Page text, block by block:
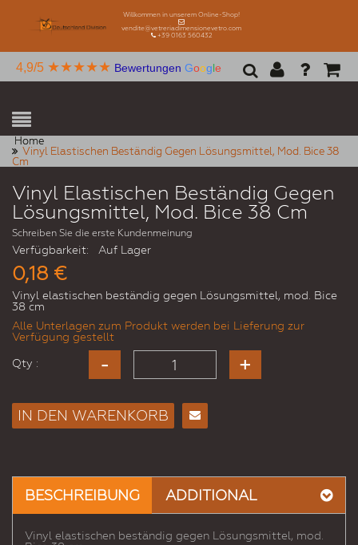
Willkommen in unserem Online-Shop!
vendite@vetreriadimensionevetro.com
+39 0163 560432
4,9/5 ★★★★★ Bewertungen Google
Home
Vinyl Elastischen Beständig Gegen Lösungsmittel, Mod. Bice 38
Cm
Vinyl Elastischen Beständig Gegen
Lösungsmittel, Mod. Bice 38 Cm
Schreiben Sie die erste Kundenmeinung
Verfügbarkeit: Auf Lager
0,18 €
Vinyl elastischen beständig gegen Lösungsmittel, mod. Bice
38 cm
Alle Unterlagen zum Produkt werden bei Lieferung zur
Verfügung gestellt
Qty :
IN DEN WARENKORB
Freund
BESCHREIBUNG ADDITIONAL
Vinyl elastischen beständig gegen Lösungsmittel, mod.